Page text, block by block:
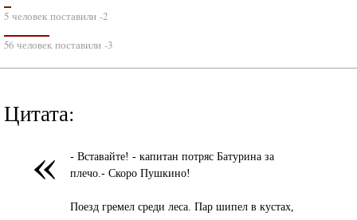
5 человек поставили -2
56 человек поставили -3
Цитата:
«
- Вставайте! - капитан потряс Батурина за
плечо.- Скоро Пушкино!
Поезд гремел среди леса. Пар шипел в кустах,